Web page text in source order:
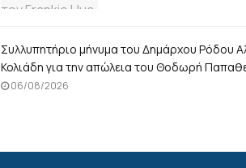
Συλλυπητήριο μήνυμα του Δημάρχου Ρόδου
Κολιάδη για την απώλεια του Θοδωρή
06/08/2026